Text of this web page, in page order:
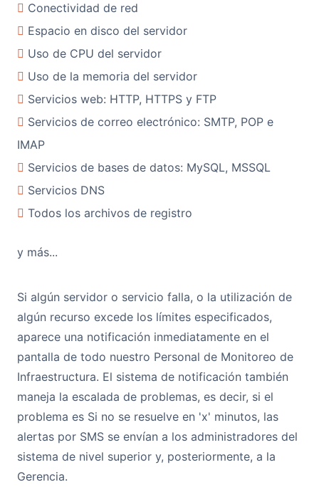
Conectividad de red
Espacio en disco del servidor
Uso de CPU del servidor
Uso de la memoria del servidor
Servicios web: HTTP, HTTPS y FTP
Servicios de correo electrónico: SMTP, POP e
IMAP
Servicios de bases de datos: MySQL, MSSQL
Servicios DNS
Todos los archivos de registro
y más...
Si algún servidor o servicio falla, o la utilización de
algún recurso excede los límites especificados,
aparece una notificación inmediatamente en el
pantalla de todo nuestro Personal de Monitoreo de
Infraestructura. El sistema de notificación también
maneja la escalada de problemas, es decir, si el
problema es Si no se resuelve en 'x' minutos, las
alertas por SMS se envían a los administradores del
sistema de nivel superior y, posteriormente, a la
Gerencia.